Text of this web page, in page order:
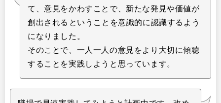
て、意見をかわすことで、新たな発見や価値が
創出される ということを意識的に認識するよう
になりました。
そのことで、一人一人の意見をより大切に傾聴
することを実践しようと思っています。